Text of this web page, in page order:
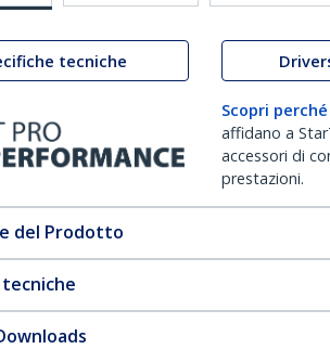
tecniche
Scopri perché
affidano a
accessori di
prestazioni.
del Prodotto